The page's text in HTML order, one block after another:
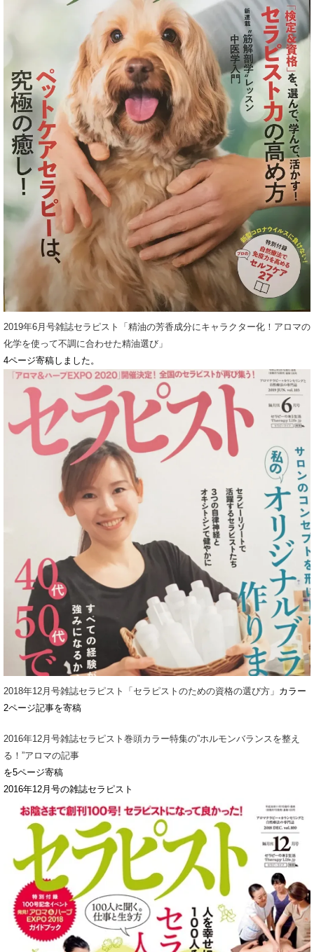
2019年6月号雑誌セラピスト「精油の芳香成分にキャラクター化！アロマの
化学を使って不調に合わせた精油選び」
4ページ寄稿しました。
2018年12月号雑誌セラピスト「セラピストのための資格の選び方」 カラー
2ページ記事を寄稿
2016年12月号雑誌セラピスト巻頭カラー特集の”ホルモンバランスを整え
る！”アロマの記事
を5ページ寄稿
2016年12月号の雑誌セラピスト